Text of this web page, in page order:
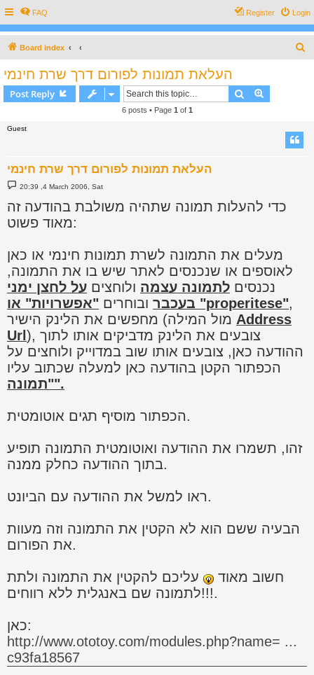
FAQ Login
Register
Board index
העלאת תמונות לפורום דרך שרת חינמי
Post Reply Search
6 posts • Page 1 of 1
Guest
העלאת תמונות לפורום דרך שרת חינמי
P
o
t
20:39 ,4 March 2006, Sat
כדי להעלות תמונה שתהיה משולבת בהודעה זה
מאוד פשוט:
מעלים את התמונה לשרת תמונות חינמי או כאן
לאוספים או שנכנסים לאתר שיש בו את התמונה,
נכנסים לתמונה עצמה ולוחצים על לחצן ימני
בעכבר ובוחרים "אפשרויות" או "properitese",
Address
Url ), צובעים את הלינק מדביקים אותו לתוך
ההודעה כאן, צובעים אותו שוב במדוייק ולוחצים על
הכפתור הקטן בהודעה כאן למעלה שכתוב עליו
"תמונה".
הכפתור מוסיף תגים אוטומטית.
זהו, תשמרו את ההודעה ואוטומטית התמונה תופיע
בתוך ההודעה כחלק ממנה.
ראו למשל את ההודעה עם הביונט.
הבעיה ששם הוא לא הקטין את התמונה וזה מעוות
את הפורום.
חשוב מאוד
עליכם להקטין את התמונה ולתת
לתמונה שם באנגלית ללא רווחים!!!.
כאן:
http://www.ototoy.com/modules.php?name= ...
c93fa18567